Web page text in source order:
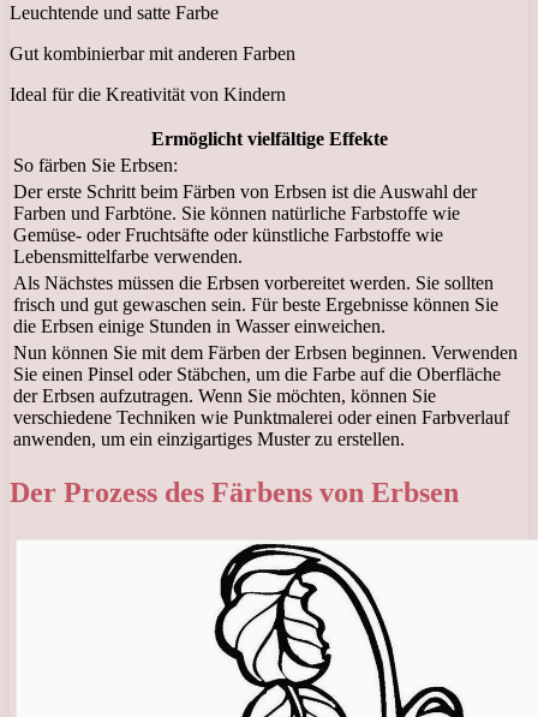
Leuchtende und satte Farbe
Gut kombinierbar mit anderen Farben
Ideal für die Kreativität von Kindern
Ermöglicht vielfältige Effekte
So färben Sie Erbsen:
Der erste Schritt beim Färben von Erbsen ist die Auswahl der
Farben und Farbtöne. Sie können natürliche Farbstoffe wie
Gemüse- oder Fruchtsäfte oder künstliche Farbstoffe wie
Lebensmittelfarbe verwenden.
Als Nächstes müssen die Erbsen vorbereitet werden. Sie sollten
frisch und gut gewaschen sein. Für beste Ergebnisse können Sie
die Erbsen einige Stunden in Wasser einweichen.
Nun können Sie mit dem Färben der Erbsen beginnen. Verwenden
Sie einen Pinsel oder Stäbchen, um die Farbe auf die Oberfläche
der Erbsen aufzutragen. Wenn Sie möchten, können Sie
verschiedene Techniken wie Punktmalerei oder einen Farbverlauf
anwenden, um ein einzigartiges Muster zu erstellen.
Der Prozess des Färbens von Erbsen